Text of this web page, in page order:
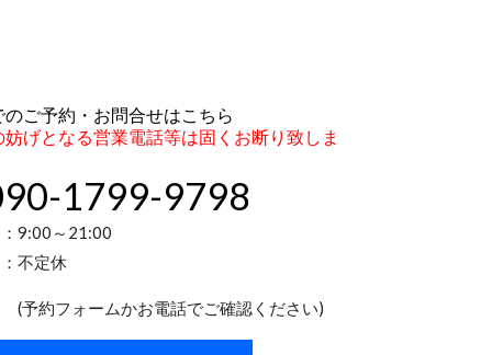
のご予約・お問合せはこちら
げとなる営業電話等は固くお断り致しま
1799-9798
9:00～21:00
不定休
ームかお電話でご確認ください)